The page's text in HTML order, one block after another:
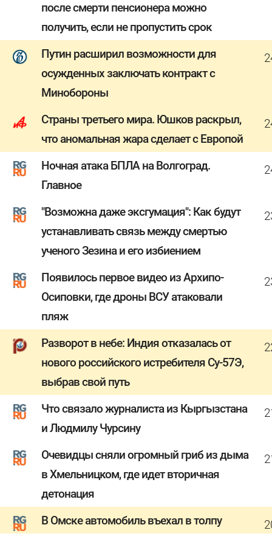
после смерти пенсионера можно
получить, если не пропустить срок
Путин расширил возможности для
осужденных заключать контракт с
Минобороны
Страны третьего мира. Юшков раскрыл,
что аномальная жара сделает с Европой
Ночная атака БПЛА на Волгоград.
Главное
"Возможна даже эксгумация": Как будут
устанавливать связь между смертью
ученого Зезина и его избиением
Появилось первое видео из Архипо-
Осиповки, где дроны ВСУ атаковали
пляж
Разворот в небе: Индия отказалась от
нового российского истребителя Су-57Э,
выбрав свой путь
Что связало журналиста из Кыргызстана
и Людмилу Чурсину
Очевидцы сняли огромный гриб из дыма
в Хмельницком, где идет вторичная
детонация
В Омске автомобиль въехал в толпу